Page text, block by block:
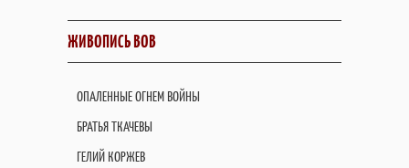
ЖИВОПИСЬ ВОВ
ОПАЛЕННЫЕ ОГНЕМ ВОЙНЫ
БРАТЬЯ ТКАЧЕВЫ
ГЕЛИЙ КОРЖЕВ